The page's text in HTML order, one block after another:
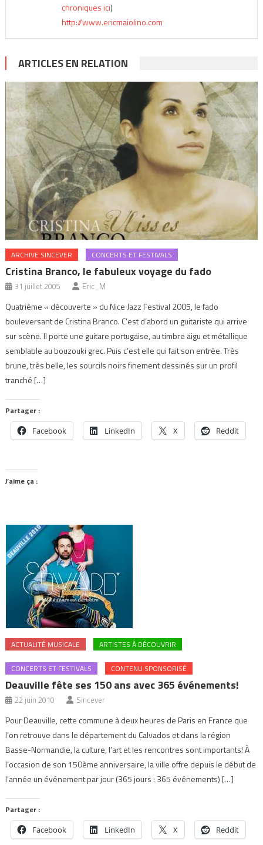
chroniques ici)
http://www.ericmaiolino.com
ARTICLES EN RELATION
ARCHIVE SINCEVER CONCERTS ET FESTIVALS
Cristina Branco, le fabuleux voyage du fado
31 juillet 2005 Eric_M
Quatrième « découverte » du Nice Jazz Festival 2005, le fado
bouleversant de Cristina Branco. C’est d’abord un guitariste qui arrive
sur scène. Il porte une guitare portugaise, au timbre aigu et métallique
semblable au bouzouki grec. Puis c’est elle qui fait son entrée. Très
brune, très belle, les sourcils noirs finement dessinés sur un profil
tranché […]
Partager :
Facebook LinkedIn X Reddit
J’aime ça :
ACTUALITÉ MUSICALE ARTISTES À DÉCOUVRIR
CONCERTS ET FESTIVALS CONTENU SPONSORISÉ
Deauville fête ses 150 ans avec 365 événements!
22 juin 2010 Sincever
Pour Deauville, cette commune à deux heures de Paris en France que
l’on retrouve dans le département du Calvados et dans la région
Basse-Normandie, la culture, l’art et les rencontres sont importants! À
l’occasion de son 150ème anniversaire, la ville offre depuis le début de
l’année un événement par jour (365 jours : 365 événements) […]
Partager :
Facebook LinkedIn X Reddit